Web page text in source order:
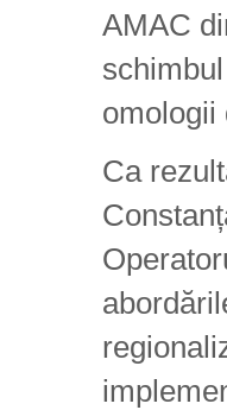
AMAC
omologii
Ca